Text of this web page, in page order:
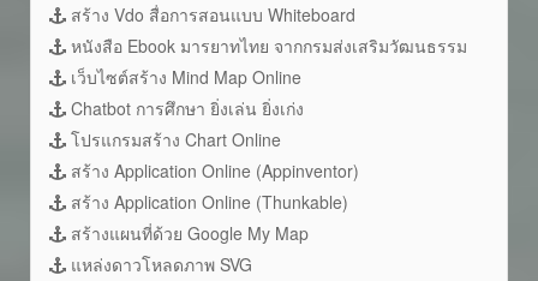
สร้าง Vdo สื่อการสอนแบบ Whiteboard
หนังสือ Ebook มารยาทไทย จากกรมส่งเสริมวัฒนธรรม
เว็บไซต์สร้าง Mind Map Online
Chatbot การศึกษา ยิ่งเล่น ยิ่งเก่ง
โปรแกรมสร้าง Chart Online
สร้าง Application Online (Appinventor)
สร้าง Application Online (Thunkable)
สร้างแผนที่ด้วย Google My Map
แหล่งดาวโหลดภาพ SVG